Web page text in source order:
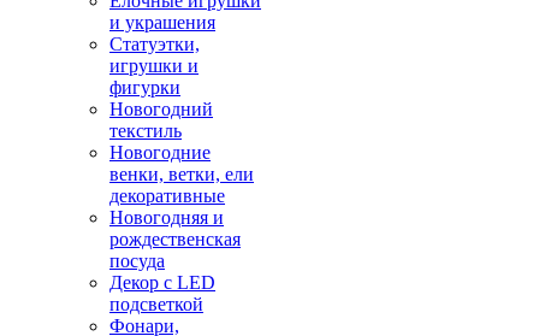
и украшения
Статуэтки,
игрушки и
фигурки
Новогодний
текстиль
Новогодние
венки, ветки, ели
декоративные
Новогодняя и
рождественская
посуда
Декор с LED
подсветкой
Фонари,